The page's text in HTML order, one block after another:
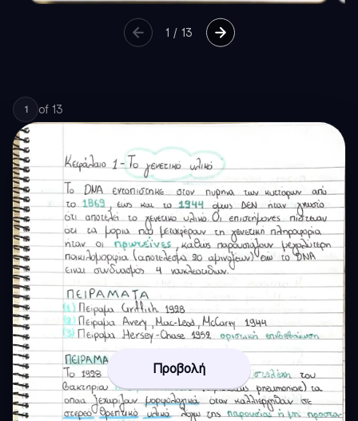
1 / 13
1 of 13
Προβολή